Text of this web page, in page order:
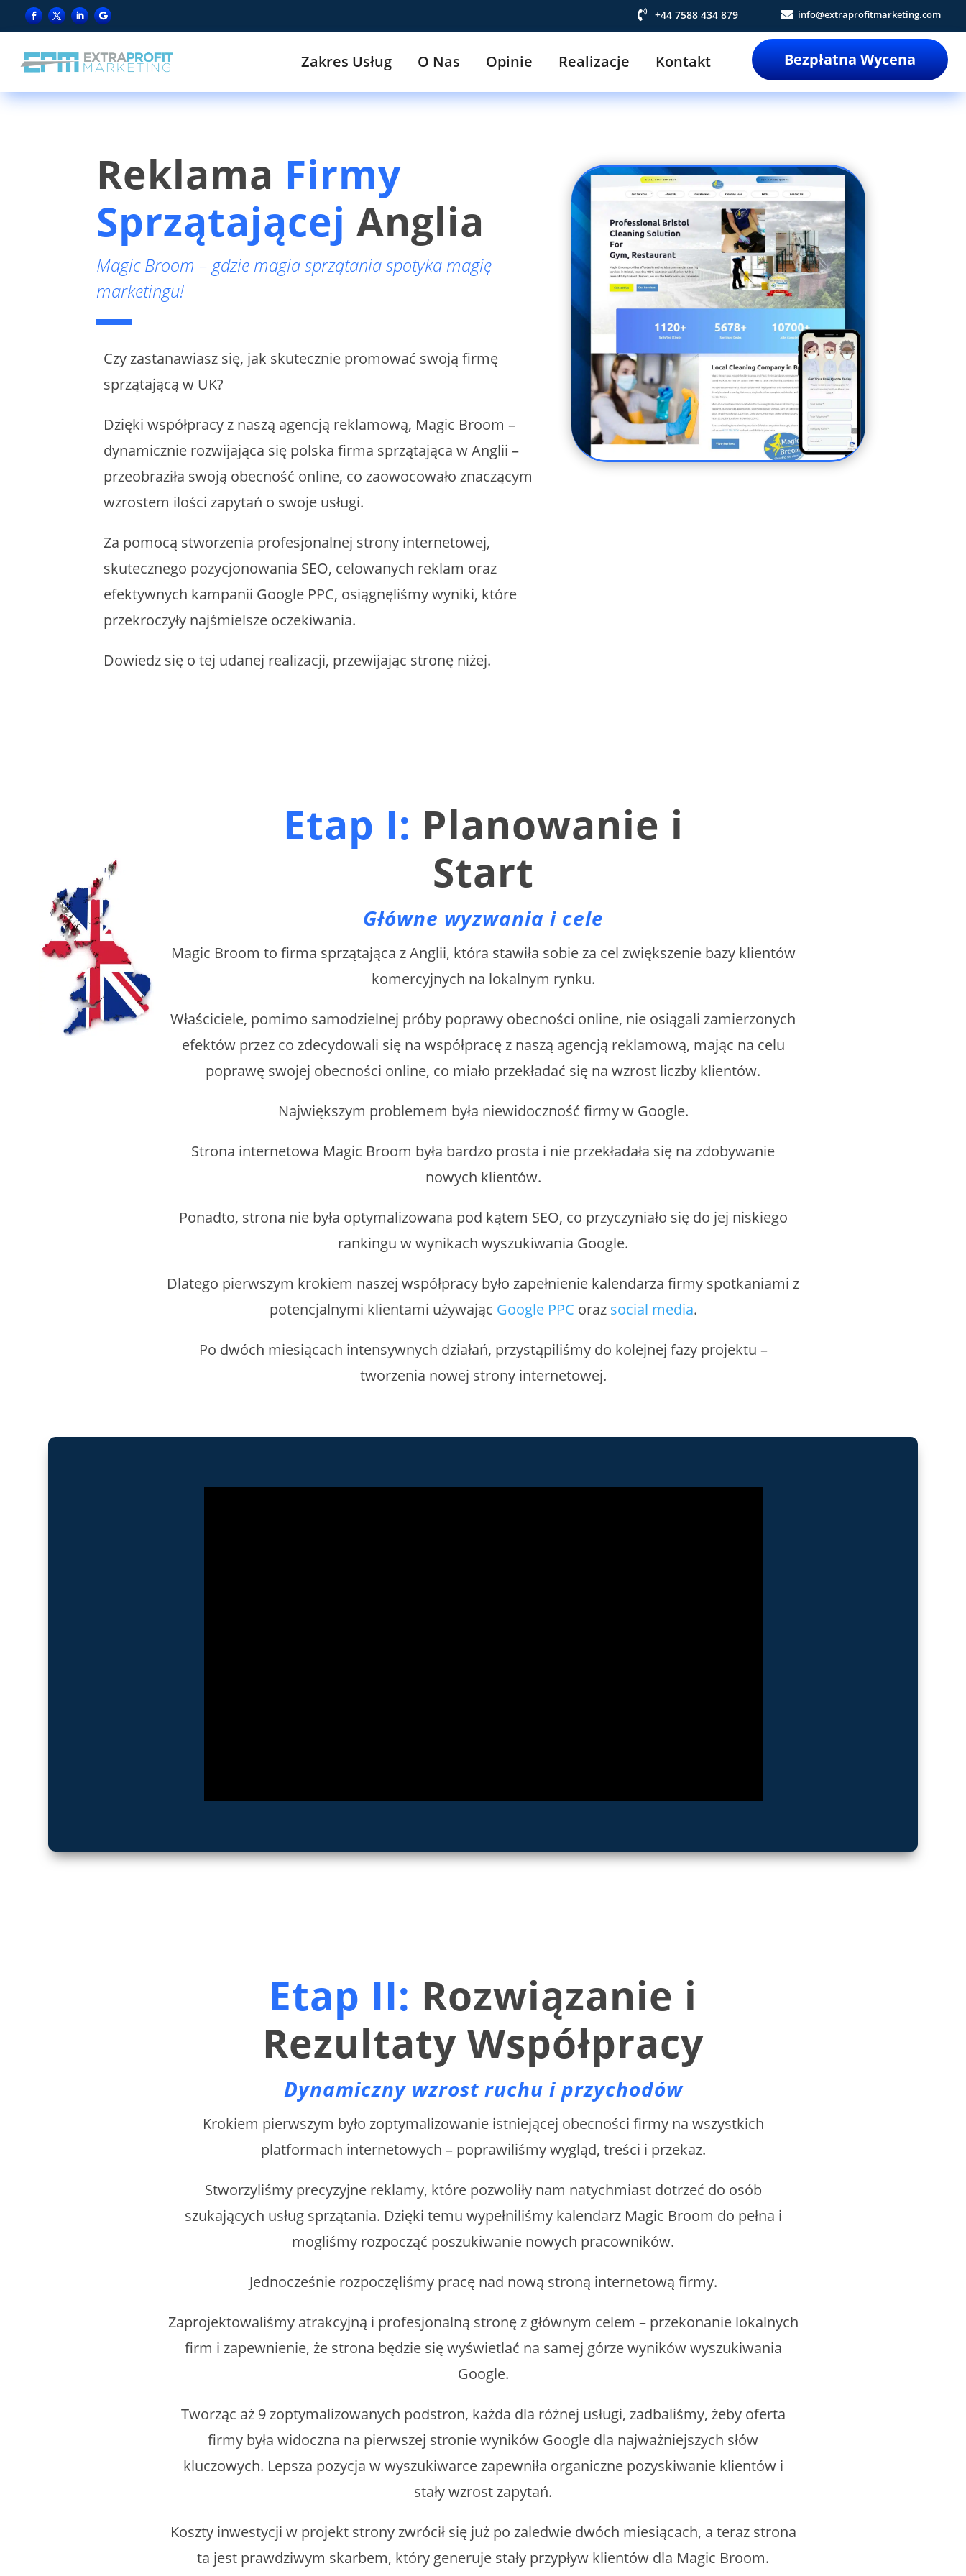
 +44 7588 434 879  info@extraprofitmarketing.com
Zakres Usług O Nas Opinie Realizacje Kontakt Bezpłatna Wycena
Reklama Firmy
Sprzątającej Anglia
Magic Broom – gdzie magia sprzątania spotyka magię
marketingu!
Czy zastanawiasz się, jak skutecznie promować swoją firmę
sprzątającą w UK?
Dzięki współpracy z naszą agencją reklamową, Magic Broom –
dynamicznie rozwijająca się polska firma sprzątająca w Anglii –
przeobraziła swoją obecność online, co zaowocowało znaczącym
wzrostem ilości zapytań o swoje usługi.
Za pomocą stworzenia profesjonalnej strony internetowej,
skutecznego pozycjonowania SEO, celowanych reklam oraz
efektywnych kampanii Google PPC, osiągnęliśmy wyniki, które
przekroczyły najśmielsze oczekiwania.
Dowiedz się o tej udanej realizacji, przewijając stronę niżej.
Etap I: Planowanie i
Start
Główne wyzwania i cele
Magic Broom to firma sprzątająca z Anglii, która stawiła sobie za cel zwiększenie bazy klientów
komercyjnych na lokalnym rynku.
Właściciele, pomimo samodzielnej próby poprawy obecności online, nie osiągali zamierzonych
efektów przez co zdecydowali się na współpracę z naszą agencją reklamową, mając na celu
poprawę swojej obecności online, co miało przekładać się na wzrost liczby klientów.
Największym problemem była niewidoczność firmy w Google.
Strona internetowa Magic Broom była bardzo prosta i nie przekładała się na zdobywanie
nowych klientów.
Ponadto, strona nie była optymalizowana pod kątem SEO, co przyczyniało się do jej niskiego
rankingu w wynikach wyszukiwania Google.
Dlatego pierwszym krokiem naszej współpracy było zapełnienie kalendarza firmy spotkaniami z
potencjalnymi klientami używając Google PPC oraz social media.
Po dwóch miesiącach intensywnych działań, przystąpiliśmy do kolejnej fazy projektu –
tworzenia nowej strony internetowej.
Etap II: Rozwiązanie i
Rezultaty Współpracy
Dynamiczny wzrost ruchu i przychodów
Krokiem pierwszym było zoptymalizowanie istniejącej obecności firmy na wszystkich
platformach internetowych – poprawiliśmy wygląd, treści i przekaz.
Stworzyliśmy precyzyjne reklamy, które pozwoliły nam natychmiast dotrzeć do osób
szukających usług sprzątania. Dzięki temu wypełniliśmy kalendarz Magic Broom do pełna i
mogliśmy rozpocząć poszukiwanie nowych pracowników.
Jednocześnie rozpoczęliśmy pracę nad nową stroną internetową firmy.
Zaprojektowaliśmy atrakcyjną i profesjonalną stronę z głównym celem – przekonanie lokalnych
firm i zapewnienie, że strona będzie się wyświetlać na samej górze wyników wyszukiwania
Google.
Tworząc aż 9 zoptymalizowanych podstron, każda dla różnej usługi, zadbaliśmy, żeby oferta
firmy była widoczna na pierwszej stronie wyników Google dla najważniejszych słów
kluczowych. Lepsza pozycja w wyszukiwarce zapewniła organiczne pozyskiwanie klientów i
stały wzrost zapytań.
Koszty inwestycji w projekt strony zwrócił się już po zaledwie dwóch miesiącach, a teraz strona
ta jest prawdziwym skarbem, który generuje stały przypływ klientów dla Magic Broom.